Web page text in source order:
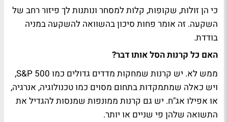
כי הן זולות, שקופות, קלות למסחר ונותנות לך פיזור רחב של
השקעה. זה אומר פחות סיכון בהשוואה להשקעה במניה
בודדת.
האם כל קרנות הסל אותו דבר?
ממש לא. יש קרנות שמחקות מדדים גדולים כמו S&P 500,
ויש כאלה שמתמקדות בתחום מסוים כמו טכנולוגיה, אנרגיה,
או אפילו אג"ח. יש גם קרנות ממונפות שמנסות להגדיל את
התשואה שלהן פי שניים או יותר.